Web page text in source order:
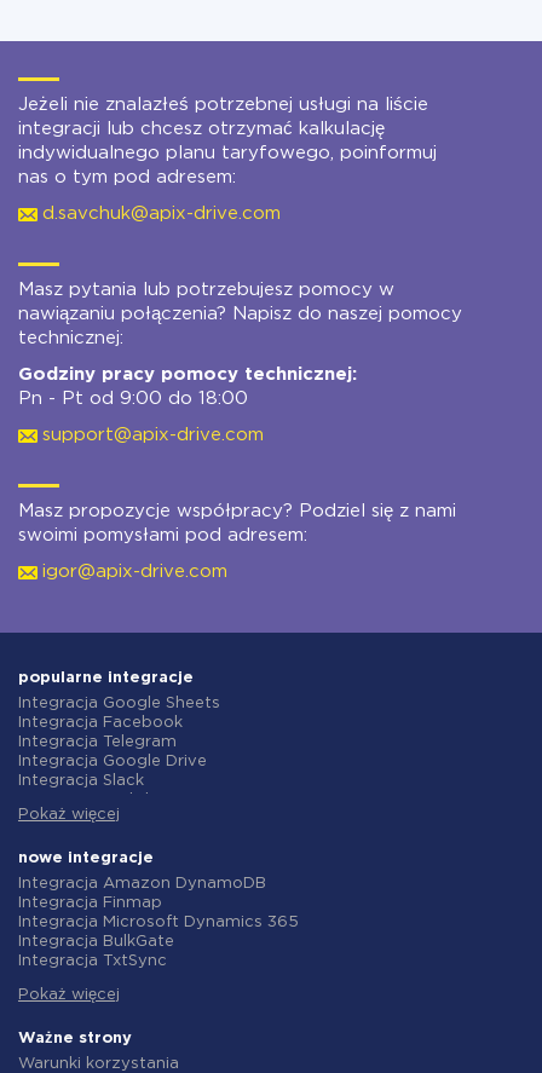
Jeżeli nie znalazłeś potrzebnej usługi na liście
integracji lub chcesz otrzymać kalkulację
indywidualnego planu taryfowego, poinformuj
nas o tym pod adresem:
d.savchuk@apix-drive.com
Masz pytania lub potrzebujesz pomocy w
nawiązaniu połączenia? Napisz do naszej pomocy
technicznej:
Godziny pracy pomocy technicznej:
Pn - Pt od 9:00 do 18:00
support@apix-drive.com
Masz propozycje współpracy? Podziel się z nami
swoimi pomysłami pod adresem:
igor@apix-drive.com
popularne integracje
Integracja Google Sheets
Integracja Facebook
Integracja Telegram
Integracja Google Drive
Integracja Slack
Integracja Gmail
Integracja ClickUp
Integracja Airtable
Integracja Google Contacts
Integracja OpenAI (ChatGPT)
Integracja Instagram
Integracja ActiveCampaign
Integracja Salesforce CRM
Integracja Notion
Pokaż więcej
nowe integracje
Integracja Amazon DynamoDB
Integracja Finmap
Integracja Microsoft Dynamics 365
Integracja BulkGate
Integracja TxtSync
Integracja Corezoid
Integracja Instasent
Integracja AtomPark
Pokaż więcej
Ważne strony
Warunki korzystania